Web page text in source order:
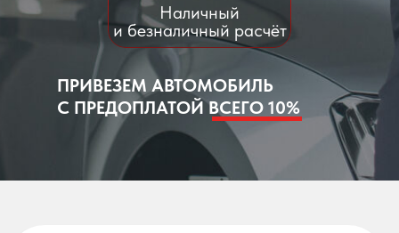
Наличный
и безналичный расчёт
ПРИВЕЗЕМ АВТОМОБИЛЬ
С ПРЕДОПЛАТОЙ ВСЕГО 10%